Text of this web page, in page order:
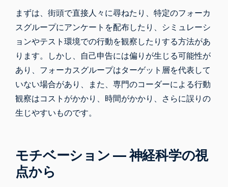
まずは、街頭で直接人々に尋ねたり、特定のフォーカ
スグループにアンケートを配布したり、シミュレーシ
ョンやテスト環境での行動を観察したりする方法があ
ります。しかし、 自己申告には偏りが生じる可能性が
あり
、フォーカスグループはターゲット層を代表して
いない場合があり、また、専門のコーダーによる行動
観察はコストがかかり、時間がかかり、さらに誤りの
生じやすいものです。
モチベーション ― 神経科学の視
点から